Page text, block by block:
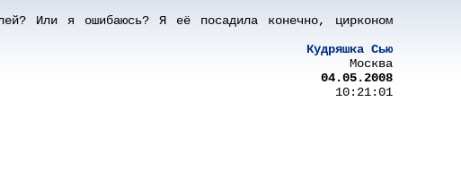
Или я ошибаюсь? Я её посадила конечно, цирконом
Кудряшка Сью
Москва
04.05.2008
10:21:01